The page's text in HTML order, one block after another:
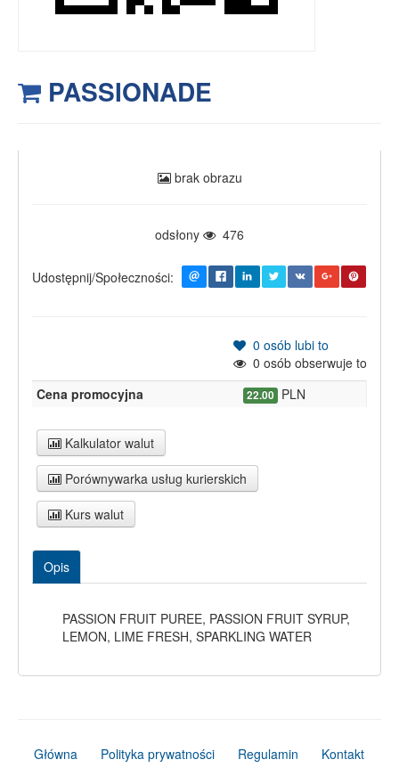
PASSIONADE
brak obrazu
odsłony 476
Udostępnij/Społeczności:
0 osób lubi to
0 osób obserwuje to
Cena promocyjna
22.00 PLN
Kalkulator walut
Porównywarka usług kurierskich
Kurs walut
Opis
PASSION FRUIT PUREE, PASSION FRUIT SYRUP,
LEMON, LIME FRESH, SPARKLING WATER
Główna Polityka prywatności Regulamin
Kontakt